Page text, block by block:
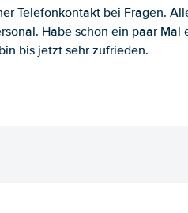
Telefonkontakt bei Fragen.
Habe schon ein paar Mal
bis jetzt sehr zufrieden.